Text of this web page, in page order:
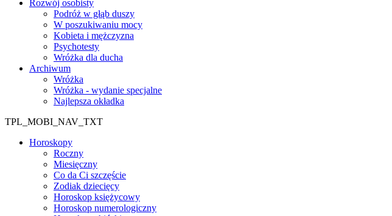
Rozwój osobisty
Podróż w głąb duszy
W poszukiwaniu mocy
Kobieta i mężczyzna
Psychotesty
Wróżka dla ducha
Archiwum
Wróżka
Wróżka - wydanie specjalne
Najlepsza okładka
TPL_MOBI_NAV_TXT
Horoskopy
Roczny
Miesięczny
Co da Ci szczęście
Zodiak dziecięcy
Horoskop księżycowy
Horoskop numerologiczny